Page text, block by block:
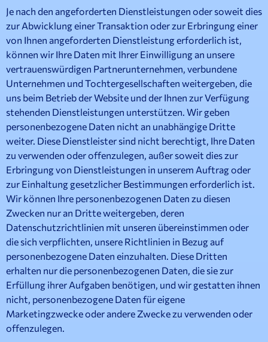
Je nach den angeforderten Dienstleistungen oder soweit dies
zur Abwicklung einer Transaktion oder zur Erbringung einer
von Ihnen angeforderten Dienstleistung erforderlich ist,
können wir Ihre Daten mit Ihrer Einwilligung an unsere
vertrauenswürdigen Partnerunternehmen, verbundene
Unternehmen und Tochtergesellschaften weitergeben, die
uns beim Betrieb der Website und der Ihnen zur Verfügung
stehenden Dienstleistungen unterstützen. Wir geben
personenbezogene Daten nicht an unabhängige Dritte
weiter. Diese Dienstleister sind nicht berechtigt, Ihre Daten
zu verwenden oder offenzulegen, außer soweit dies zur
Erbringung von Dienstleistungen in unserem Auftrag oder
zur Einhaltung gesetzlicher Bestimmungen erforderlich ist.
Wir können Ihre personenbezogenen Daten zu diesen
Zwecken nur an Dritte weitergeben, deren
Datenschutzrichtlinien mit unseren übereinstimmen oder
die sich verpflichten, unsere Richtlinien in Bezug auf
personenbezogene Daten einzuhalten. Diese Dritten
erhalten nur die personenbezogenen Daten, die sie zur
Erfüllung ihrer Aufgaben benötigen, und wir gestatten ihnen
nicht, personenbezogene Daten für eigene
Marketingzwecke oder andere Zwecke zu verwenden oder
offenzulegen.